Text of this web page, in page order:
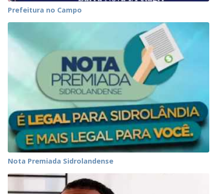
Prefeitura no Campo
Nota Premiada Sidrolandense